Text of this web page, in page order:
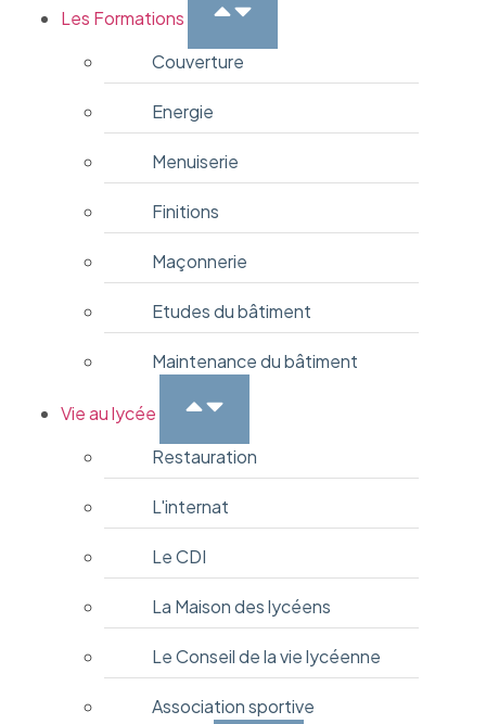
Les Formations
Couverture
Energie
Menuiserie
Finitions
Maçonnerie
Etudes du bâtiment
Maintenance du bâtiment
Vie au lycée
Restauration
L'internat
Le CDI
La Maison des lycéens
Le Conseil de la vie lycéenne
Association sportive